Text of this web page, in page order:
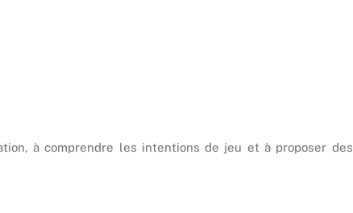
à comprendre les intentions de jeu et à proposer des